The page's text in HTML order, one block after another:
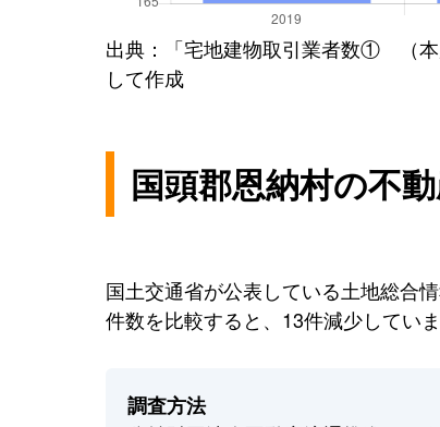
出典：「宅地建物取引業者数① （本
して作成
国頭郡恩納村の不
国土交通省が公表している土地総合
件数を比較すると、13件減少していま
調査方法